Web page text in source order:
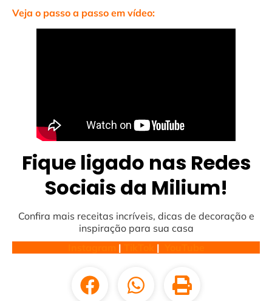
Veja o passo a passo em vídeo:
Fique ligado nas Redes
Sociais da Milium!
Confira mais receitas incríveis, dicas de decoração e
inspiração para sua casa
| |